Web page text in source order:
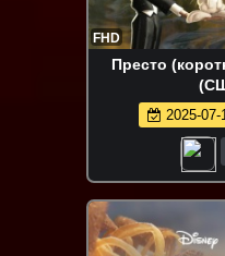
FHD
Престо
2025-